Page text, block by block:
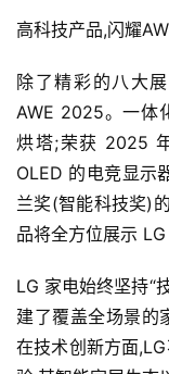
出
业
资
讯
高科技产品,闪耀
除了精彩的八大
AWE 2025。一体
烘塔;荣获 2025
OLED 的电竞显示
兰奖(智能科技奖)
品将全方位展示
LG 家电始终坚持“
建了覆盖全场景的
在技术创新方面